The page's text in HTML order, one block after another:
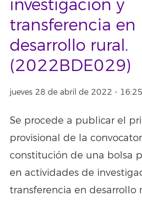
investigación y
transferencia en
desarrollo rural.
(2022BDE029)
jueves 28 de abril de 2022 -
Se procede a publicar el
provisional de la
constitución de una bolsa
en actividades de
transferencia en desarrollo